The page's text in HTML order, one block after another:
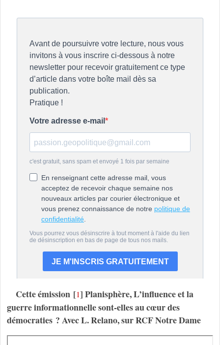
Cette émission[1]Planisphère, L’influence et la
guerre informationnelle sont-elles au cœur des
démocraties ? Avec L. Relano, sur RCF Notre Dame